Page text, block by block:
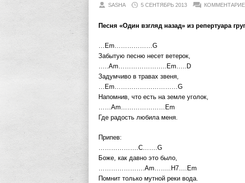
SASHA 5 СЕНТЯБРЬ 2013
Песня «Один взгляд назад» из репертуара
…Em………………G
Забытую песню несет ветерок,
…..Am…………………..Em…..D
Задумчиво в травах звеня,
…Em…………………………G
Hапомнив, что есть на земле уголок,
……Am…………………Em
Где радость любила меня.
Припев:
……………….C…….G
Боже, как давно это было,
………………….Am……..H7….Em
Помнит только мутной реки вода.